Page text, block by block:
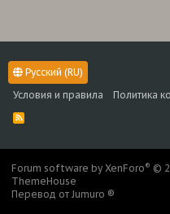
Русский (RU)
Условия и правила
Политика
R
S
Forum software by XenForo® ©
ThemeHouse
Перевод от Jumuro ®